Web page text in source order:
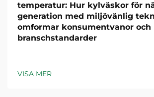
temperatur: Hur kylväskor för
generation med miljövänlig
omformar konsumentvanor och
branschstandarder
VISA MER